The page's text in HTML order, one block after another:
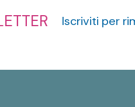
Iscriviti per